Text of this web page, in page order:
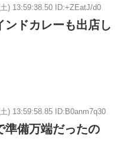
) 13:59:38.50 ID:+ZEatJ/d0
ンドカレーも出店し
) 13:59:58.85 ID:B0anm7q30
準備万端だったの